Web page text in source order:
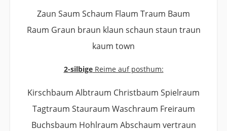
Zaun Saum Schaum Flaum Traum Baum
Raum Graun braun klaun schaun staun traun
kaum town
2-silbigeReime auf posthum:
Kirschbaum Albtraum Christbaum Spielraum
Tagtraum Stauraum Waschraum Freiraum
Buchsbaum Hohlraum Abschaum vertraun